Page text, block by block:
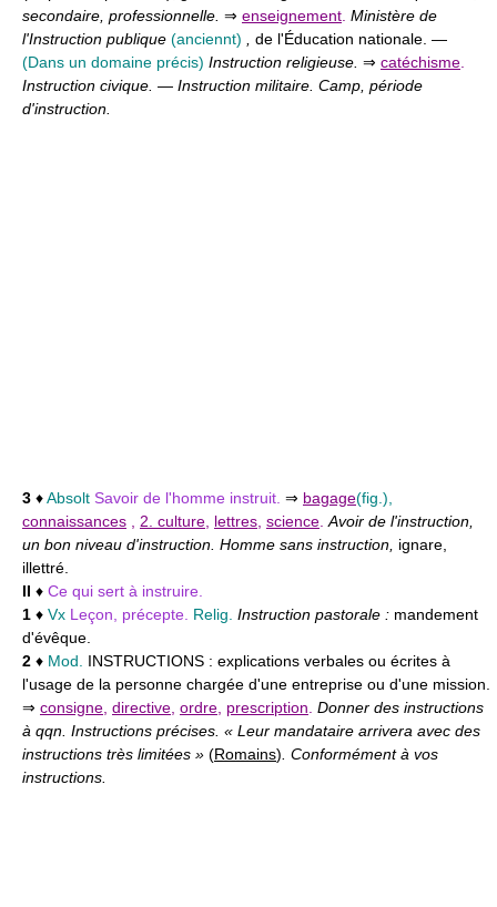
secondaire, professionnelle. ⇒ enseignement Ministère de
l'Instruction publique (anciennt)
de l'Éducation nationale. —
(Dans un domaine précis) Instruction religieuse. ⇒ catéchisme
Instruction civique. — Instruction militaire. Camp, période
d'instruction.
3 ♦Absolt Savoir de l'homme instruit. ⇒ bagage(fig.),
connaissances
2. culture lettres science Avoir de l'instruction,
un bon niveau d'instruction. Homme sans instruction, ignare,
illettré.
II ♦ Ce qui sert à instruire.
1 ♦ Vx Leçon, précepte. Relig. Instruction pastorale : mandement
d'évêque.
2 ♦ Mod. INSTRUCTIONS : explications verbales ou écrites à
l'usage de la personne chargée d'une entreprise ou d'une mission.
⇒ consigne directive ordre prescription Donner des instructions
à qqn. Instructions précises. « Leur mandataire arrivera avec des
instructions très limitées » (Romains) . Conformément à vos
instructions.